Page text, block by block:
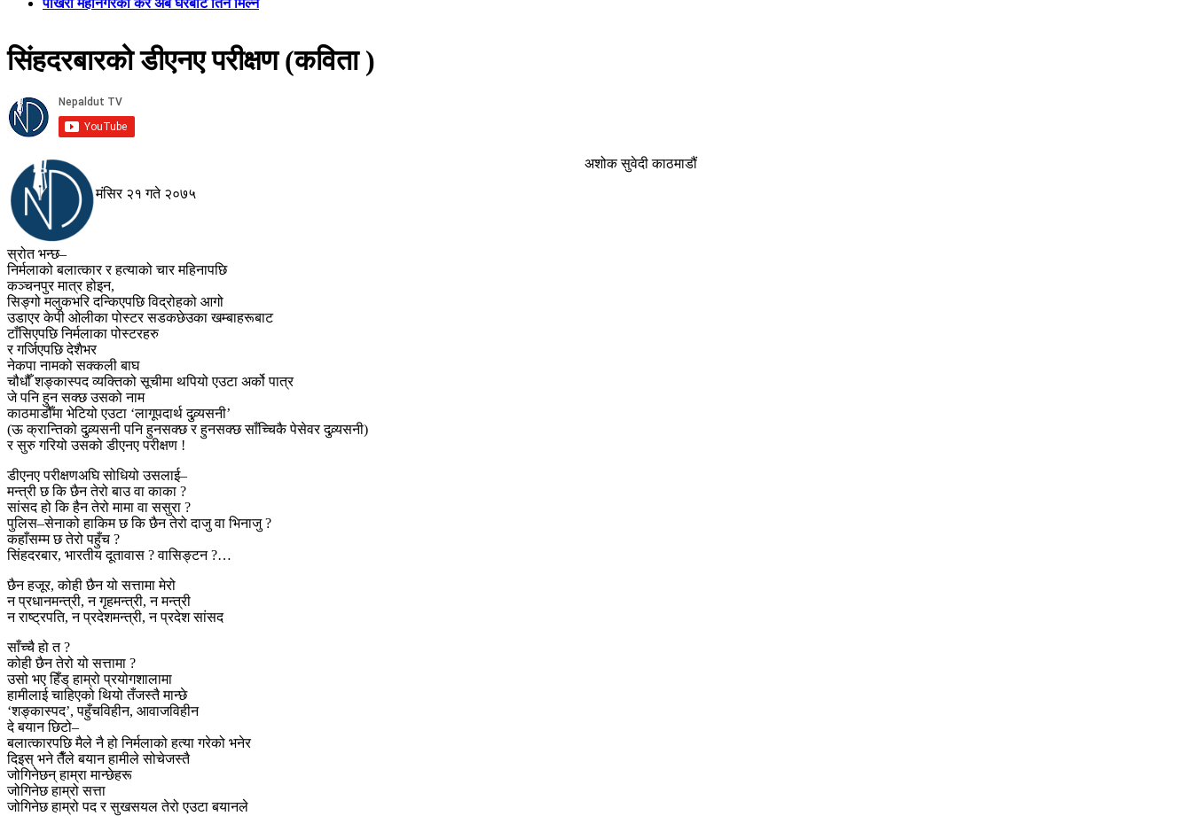
सिंहदरबारको डीएनए परीक्षण (कविता )
अशोक सुवेदी काठमाडौं
मंसिर २१ गते २०७५
स्रोत भन्छ–
निर्मलाको बलात्कार र हत्याको चार महिनापछि
कञ्चनपुर मात्र होइन,
सिङ्गो मलुकभरि दन्किएपछि विद्रोहको आगो
उडाएर केपी ओलीका पोस्टर सडकछेउका खम्बाहरूबाट
टाँसिएपछि निर्मलाका पोस्टरहरु
र गर्जिएपछि देशैभर
नेकपा नामको सक्कली बाघ
चौधौँ शङ्कास्पद व्यक्तिको सूचीमा थपियो एउटा अर्को पात्र
जे पनि हुन सक्छ उसको नाम
काठमाडौँमा भेटियो एउटा ‘लागूपदार्थ दुव्र्यसनी’
(ऊ क्रान्तिको दुव्र्यसनी पनि हुनसक्छ र हुनसक्छ साँच्चिकै पेसेवर दुव्र्यसनी)
र सुरु गरियो उसको डीएनए परीक्षण !
डीएनए परीक्षणअघि सोधियो उसलाई–
मन्त्री छ कि छैन तेरो बाउ वा काका ?
सांसद हो कि हैन तेरो मामा वा ससुरा ?
पुलिस–सेनाको हाकिम छ कि छैन तेरो दाजु वा भिनाजु ?
कहाँसम्म छ तेरो पहुँच ?
सिंहदरबार, भारतीय दूतावास ? वासिङ्टन ?…
छैन हजूर, कोही छैन यो सत्तामा मेरो
न प्रधानमन्त्री, न गृहमन्त्री, न मन्त्री
न राष्ट्रपति, न प्रदेशमन्त्री, न प्रदेश सांसद
साँच्चै हो त ?
कोही छैन तेरो यो सत्तामा ?
उसो भए हिँड् हाम्रो प्रयोगशालामा
हामीलाई चाहिएको थियो तँजस्तै मान्छे
‘शङ्कास्पद’, पहुँचविहीन, आवाजविहीन
दे बयान छिटो–
बलात्कारपछि मैले नै हो निर्मलाको हत्या गरेको भनेर
दिइस् भने तैँले बयान हामीले सोचेजस्तै
जोगिनेछन् हाम्रा मान्छेहरू
जोगिनेछ हाम्रो सत्ता
जोगिनेछ हाम्रो पद र सुखसयल तेरो एउटा बयानले